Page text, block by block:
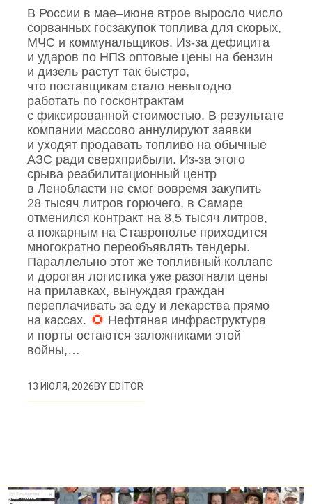
В России в мае–июне втрое выросло число
сорванных госзакупок топлива для скорых,
МЧС и коммунальщиков. Из‑за дефицита
и ударов по НПЗ оптовые цены на бензин
и дизель растут так быстро,
что поставщикам стало невыгодно
работать по госконтрактам
с фиксированной стоимостью. В результате
компании массово аннулируют заявки
и уходят продавать топливо на обычные
АЗС ради сверхприбыли. Из‑за этого
срыва реабилитационный центр
в Ленобласти не смог вовремя закупить
28 тысяч литров горючего, в Самаре
отменился контракт на 8,5 тысяч литров,
а пожарным на Ставрополье приходится
многократно переобъявлять тендеры.
Параллельно этот же топливный коллапс
и дорогая логистика уже разогнали цены
на прилавках, вынуждая граждан
переплачивать за еду и лекарства прямо
на кассах.
Нефтяная инфраструктура
и порты остаются заложниками этой
войны,…
13 ИЮЛЯ, 2026BYEDITOR